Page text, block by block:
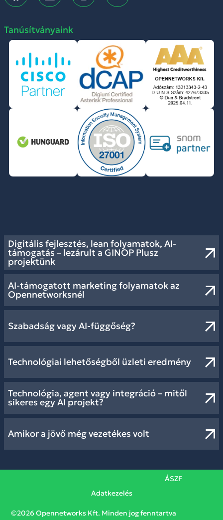
Digitális fejlesztés, lean folyamatok, AI-
támogatás – lezárult a GINOP Plusz
projektünk
AI-támogatott marketing folyamatok az
Opennetworksnél
Szabadság vagy AI-függőség?
Technológiai lehetőségből üzleti eredmény
Technológia, agent vagy integráció – mitől
sikeres egy AI projekt?
Amikor a jövő még vezetékes volt
Tanúsítványaink
©2026 Opennetworks Kft. Minden jog fenntartva
ÁSZF
Adatkezelés